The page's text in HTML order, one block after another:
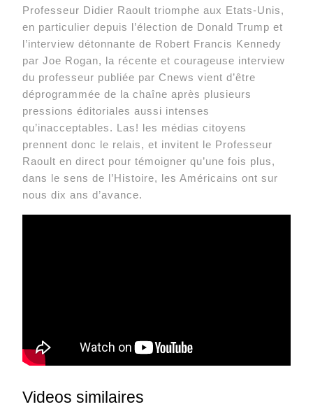
Professeur Didier Raoult triomphe aux Etats-Unis,
en particulier depuis l’élection de Donald Trump et
l’interview détonnante de Robert Francis Kennedy
par Joe Rogan, la récente et courageuse interview
du professeur publiée par Cnews vient d’être
déprogrammée de la chaîne après plusieurs
pressions éditoriales aussi intenses
qu’inacceptables. Las! les médias citoyens
prennent donc le relais, et invitent le Professeur
Raoult en direct pour témoigner qu’une fois plus,
dans le sens de l’Histoire, les Américains ont sur
nous dix ans d’avance.
Videos similaires